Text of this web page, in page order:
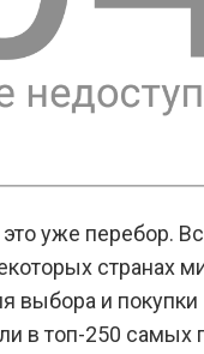
уже перебор.
странах
выбора и покупки
в топ-250 самых